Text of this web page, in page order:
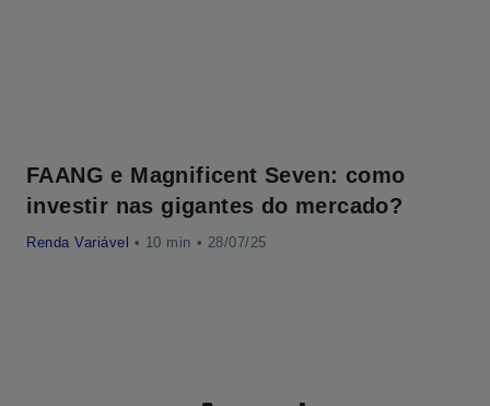
FAANG e Magnificent Seven: como
investir nas gigantes do mercado?
Renda Variável • • 28/07/25